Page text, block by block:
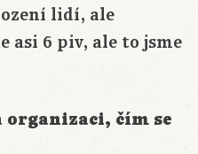
lidí, ale
asi 6 piv, ale to jsme
organizaci, čím se